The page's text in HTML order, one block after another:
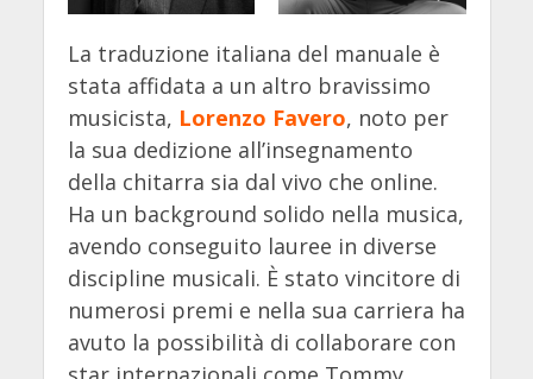
La traduzione italiana del manuale è
stata affidata a un altro bravissimo
musicista, Lorenzo Favero, noto per
la sua dedizione all’insegnamento
della chitarra sia dal vivo che online.
Ha un background solido nella musica,
avendo conseguito lauree in diverse
discipline musicali. È stato vincitore di
numerosi premi e nella sua carriera ha
avuto la possibilità di collaborare con